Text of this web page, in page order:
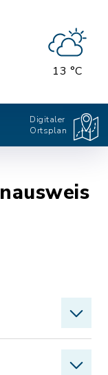
13 °C
Digitaler
Ortsplan